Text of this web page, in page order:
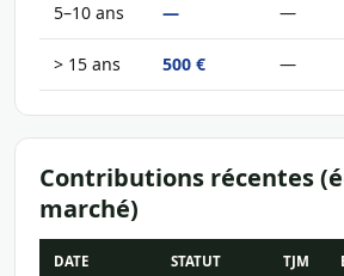
5–10 ans — —
> 15 ans 500 € —
Contributions récentes
marché)
DATE STATUT TJM